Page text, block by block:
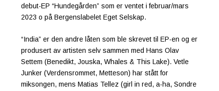
debut-EP “Hundegården” som er ventet i februar/mars
2023 o på Bergenslabelet Eget Selskap.
“India” er den andre låten som ble skrevet til EP-en og er
produsert av artisten selv sammen med Hans Olav
Settem (Benedikt, Jouska, Whales & This Lake). Vetle
Junker (Verdensrommet, Metteson) har stått for
miksongen, mens Matias Tellez (girl in red, a-ha, Sondre